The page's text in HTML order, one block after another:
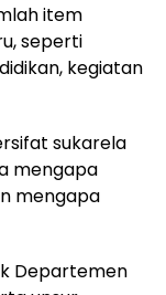
item
seperti
kegiatan
sukarela
mengapa
mengapa
Departemen